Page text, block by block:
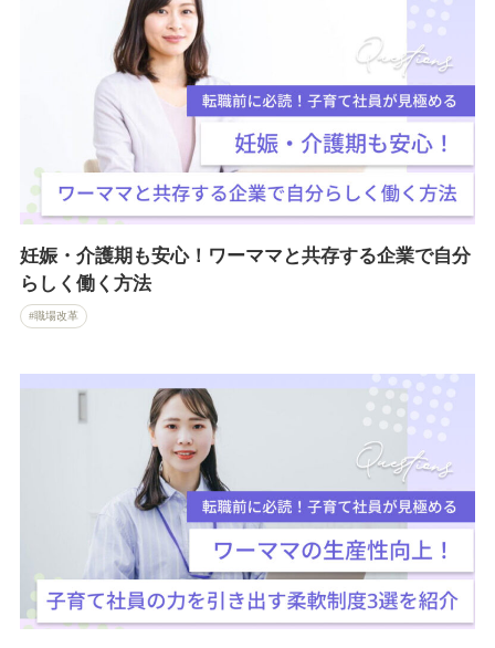
妊娠・介護期も安心！ワーママと共存する企業で自分
らしく働く方法
職場改革